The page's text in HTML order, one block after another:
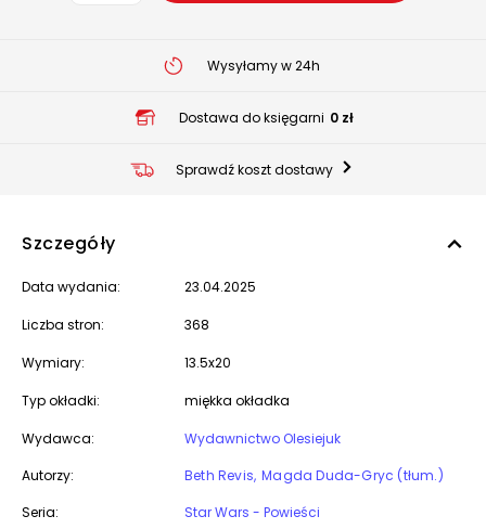
Wysyłamy w 24h
Dostawa do księgarni 0 zł
Sprawdź koszt dostawy
Szczegóły
Data wydania: 23.04.2025
Liczba stron: 368
Wymiary: 13.5x20
Typ okładki: miękka okładka
Wydawca:
Wydawnictwo Olesiejuk
Autorzy:
Beth Revis Magda Duda-Gryc (tłum.)
Seria:
Star Wars - Powieści